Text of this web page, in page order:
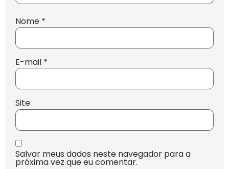
Nome *
E-mail *
Site
Salvar meus dados neste navegador para a
próxima vez que eu comentar.